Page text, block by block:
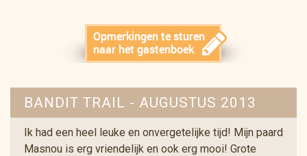
BANDIT TRAIL - AUGUSTUS 2013
Ik had een heel leuke en onvergetelijke tijd! Mijn paard
Masnou is erg vriendelijk en ook erg mooi! Grote